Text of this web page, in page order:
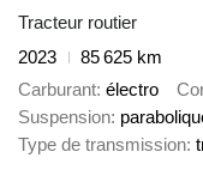
Tracteur routier
2023
85 625 km
Carburant électro
Suspension
Type de transmission